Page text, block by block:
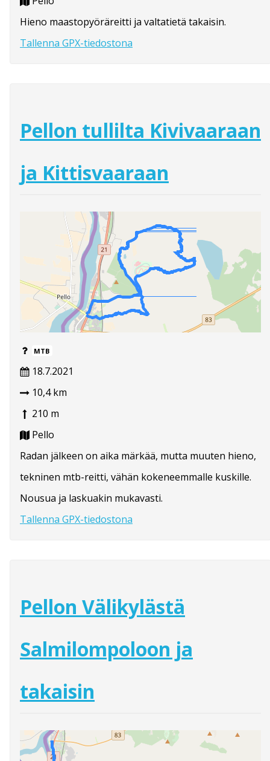
Hieno maastopyöräreitti ja valtatietä takaisin.
Tallenna GPX-tiedostona
Pellon tullilta Kivivaaraan
ja Kittisvaaraan
MTB
18.7.2021
10,4 km
210 m
Pello
Radan jälkeen on aika märkää, mutta muuten hieno,
tekninen mtb-reitti, vähän kokeneemmalle kuskille.
Nousua ja laskuakin mukavasti.
Tallenna GPX-tiedostona
Pellon Välikylästä
Salmilompoloon ja
takaisin